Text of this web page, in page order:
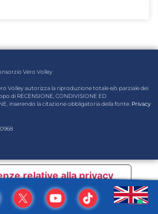
Vero Volley
Volley autorizza la riproduzione totale e/o parziale dei
di RECENSIONE, CONDIVISIONE ED
inserendo la citazione obbligatoria della fonte. Privacy
relative alla privacy